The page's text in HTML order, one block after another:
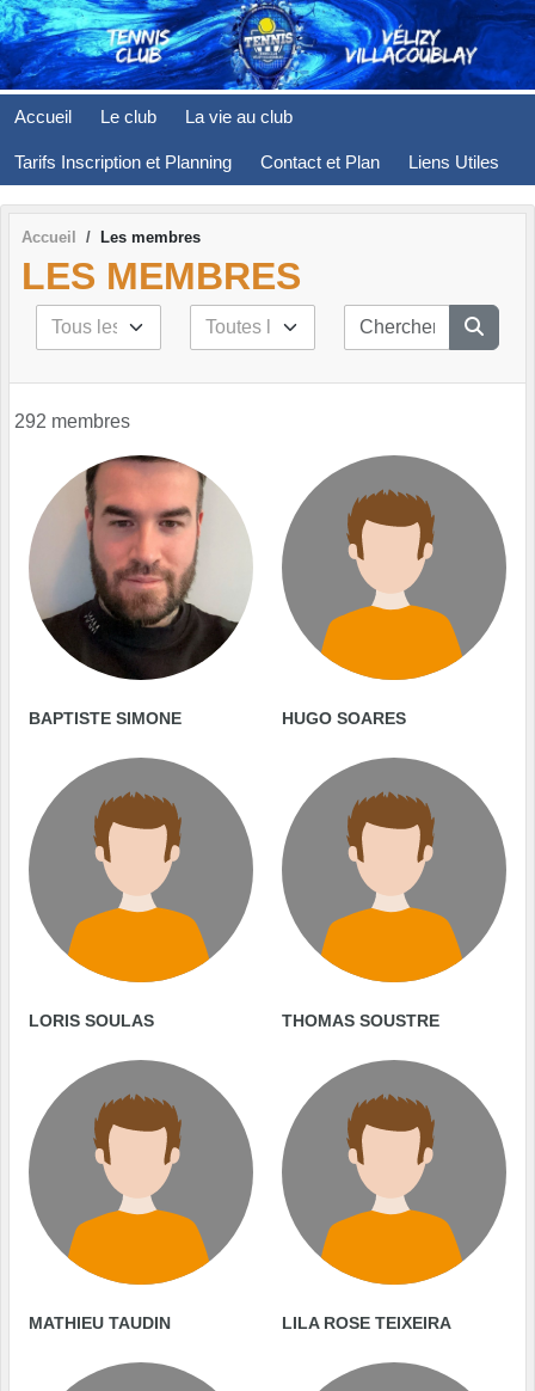
Accueil Le club La vie au club
Tarifs Inscription et Planning Contact et Plan Liens Utiles
Accueil Les membres
LES MEMBRES
292 membres
BAPTISTE SIMONE HUGO SOARES
LORIS SOULAS THOMAS SOUSTRE
MATHIEU TAUDIN LILA ROSE TEIXEIRA
Panneau de gestion des cookies